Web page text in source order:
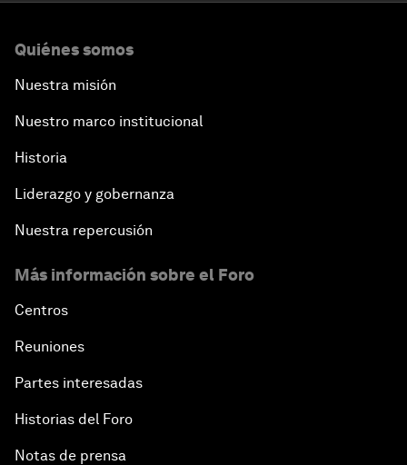
Quiénes somos
Nuestra misión
Nuestro marco institucional
Historia
Liderazgo y gobernanza
Nuestra repercusión
Más información sobre el Foro
Centros
Reuniones
Partes interesadas
Historias del Foro
Notas de prensa